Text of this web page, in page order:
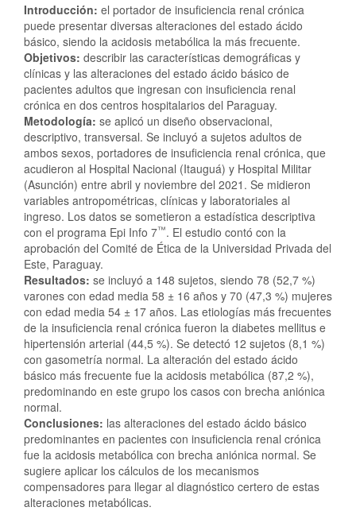
Introducción: el portador de insuficiencia renal crónica
puede presentar diversas alteraciones del estado ácido
básico, siendo la acidosis metabólica la más frecuente.
Objetivos: describir las características demográficas y
clínicas y las alteraciones del estado ácido básico de
pacientes adultos que ingresan con insuficiencia renal
crónica en dos centros hospitalarios del Paraguay.
Metodología: se aplicó un diseño observacional,
descriptivo, transversal. Se incluyó a sujetos adultos de
ambos sexos, portadores de insuficiencia renal crónica, que
acudieron al Hospital Nacional (Itauguá) y Hospital Militar
(Asunción) entre abril y noviembre del 2021. Se midieron
variables antropométricas, clínicas y laboratoriales al
ingreso. Los datos se sometieron a estadística descriptiva
con el programa Epi Info 7™. El estudio contó con la
aprobación del Comité de Ética de la Universidad Privada del
Este, Paraguay.
Resultados: se incluyó a 148 sujetos, siendo 78 (52,7 %)
varones con edad media 58 ± 16 años y 70 (47,3 %) mujeres
con edad media 54 ± 17 años. Las etiologías más frecuentes
de la insuficiencia renal crónica fueron la diabetes mellitus e
hipertensión arterial (44,5 %). Se detectó 12 sujetos (8,1 %)
con gasometría normal. La alteración del estado ácido
básico más frecuente fue la acidosis metabólica (87,2 %),
predominando en este grupo los casos con brecha aniónica
normal.
Conclusiones: las alteraciones del estado ácido básico
predominantes en pacientes con insuficiencia renal crónica
fue la acidosis metabólica con brecha aniónica normal. Se
sugiere aplicar los cálculos de los mecanismos
compensadores para llegar al diagnóstico certero de estas
alteraciones metabólicas.